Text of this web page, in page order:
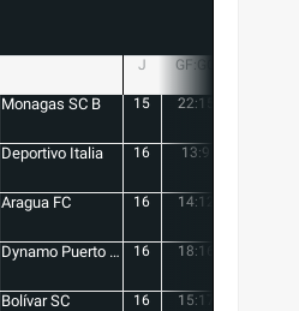
J GF:GC
Monagas SC B 15 22:15
Deportivo Italia 16 13:9
Aragua FC 16 14:12
Dynamo Puerto FC 16 18:16
Bolívar SC 16 15:17